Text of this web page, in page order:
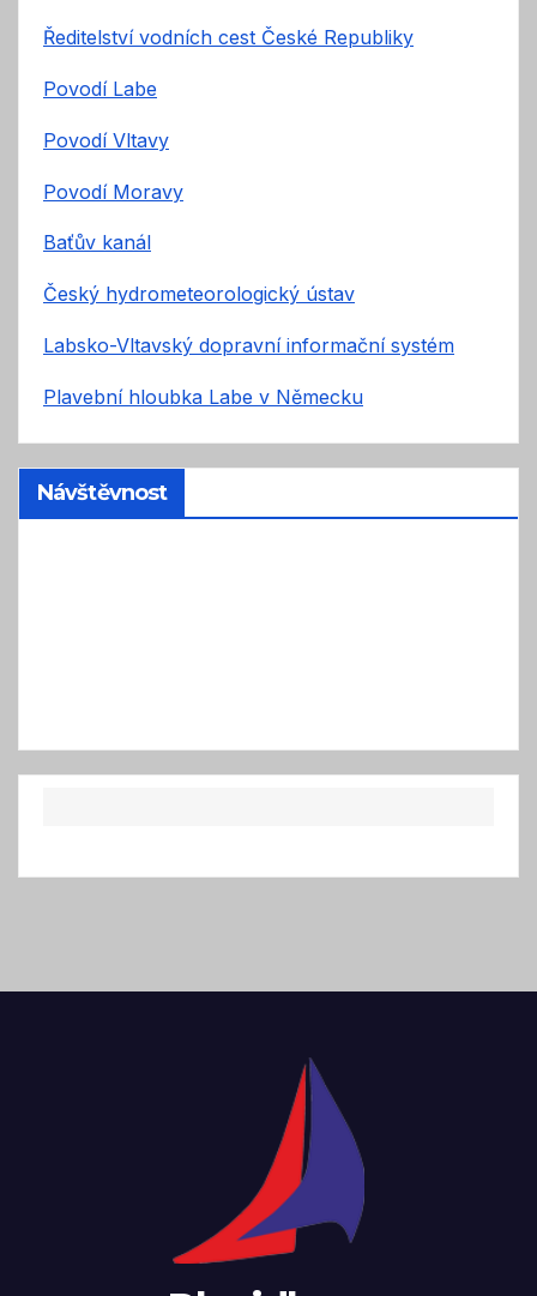
Ředitelství vodních cest České Republiky
Povodí Labe
Povodí Vltavy
Povodí Moravy
Baťův kanál
Český hydrometeorologický ústav
Labsko-Vltavský dopravní informační systém
Plavební hloubka Labe v Německu
Návštěvnost